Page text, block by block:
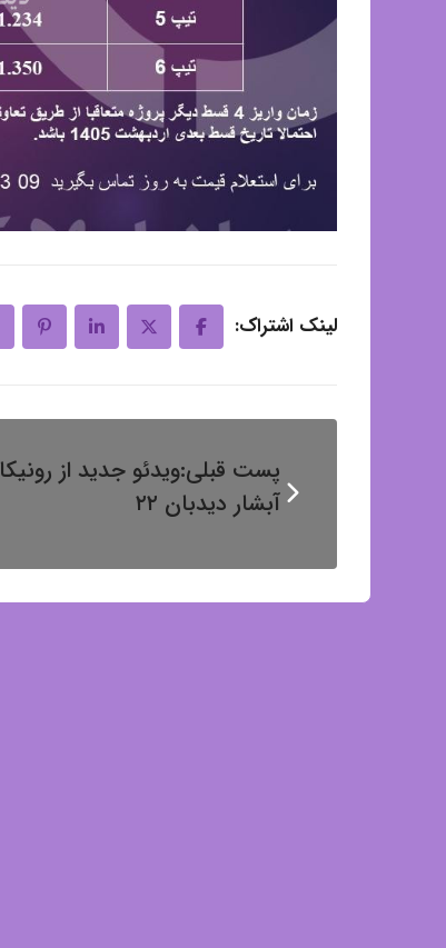
لینک اشتراک:
پست قبلی:ویدئو جدید از رونیکا
آبشار دیدبان ۲۲